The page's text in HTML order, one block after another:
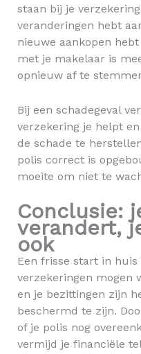
staan bij je
veranderingen hebt
nieuwe aankopen
met je makelaar is
opnieuw af te
Bij een schadegeval
verzekering je helpt
de schade te
polis correct is
moeite om niet te
Conclusie:
verandert,
ook
Een frisse start in
verzekeringen mogen
en je bezittingen zijn
beschermd te zijn.
of je polis nog
vermijd je financiële